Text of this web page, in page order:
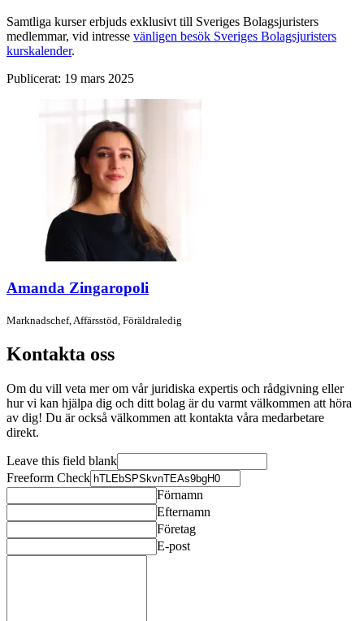
Samtliga kurser erbjuds exklusivt till Sveriges Bolagsjuristers
medlemmar, vid intresse vänligen besök Sveriges Bolagsjuristers
kurskalender.
Publicerat: 19 mars 2025
Amanda Zingaropoli
Marknadschef,Affärsstöd, Föräldraledig
Kontakta oss
Om du vill veta mer om vår juridiska expertis och rådgivning eller
hur vi kan hjälpa dig och ditt bolag är du varmt välkommen att höra
av dig! Du är också välkommen att kontakta våra medarbetare
direkt.
Leave this field blank
Freeform Check
Förnamn
Efternamn
Företag
E-post